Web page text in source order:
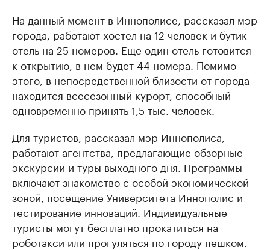
На данный момент в Иннополисе, рассказал мэр
города, работают хостел на 12 человек и бутик-
отель на 25 номеров. Еще один отель готовится
к открытию, в нем будет 44 номера. Помимо
этого, в непосредственной близости от города
находится всесезонный курорт, способный
одновременно принять 1,5 тыс. человек.
Для туристов, рассказал мэр Иннополиса,
работают агентства, предлагающие обзорные
экскурсии и туры выходного дня. Программы
включают знакомство с особой экономической
зоной, посещение Университета Иннополис и
тестирование инноваций. Индивидуальные
туристы могут бесплатно прокатиться на
роботакси или прогуляться по городу пешком.